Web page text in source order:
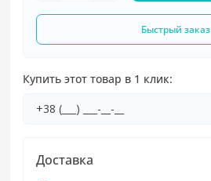
Быстрый заказ
Купить этот товар в 1 клик:
Доставка